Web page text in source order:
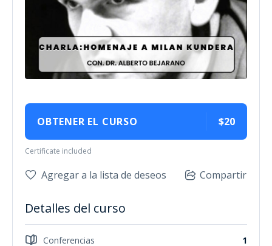
OBTENER EL CURSO $20
Certificate included
Agregar a la lista de deseos Compartir
Detalles del curso
Conferencias 1